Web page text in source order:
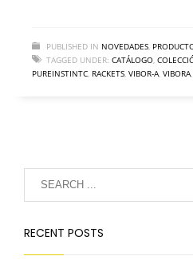
PUBLISHED IN NOVEDADES
TAGGED UNDER: CATÁLOGO
PUREINSTINTC RACKETS VIBOR-A VIBORA
RECENT POSTS